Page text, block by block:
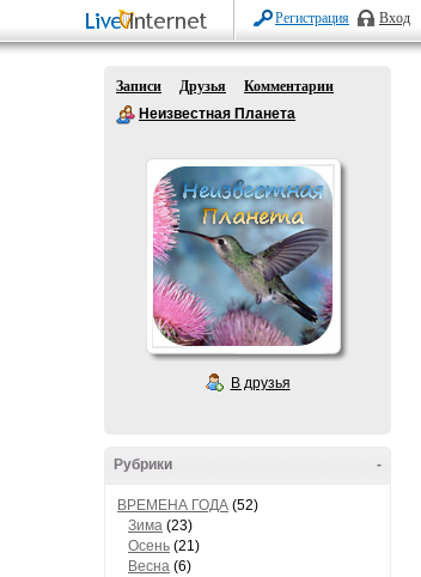
Регистрация Вход
Записи Друзья
Комментарии
Неизвестная Планета
В друзья
-
Рубрики
ВРЕМЕНА ГОДА (52)
Зима (23)
Осень (21)
Весна (6)